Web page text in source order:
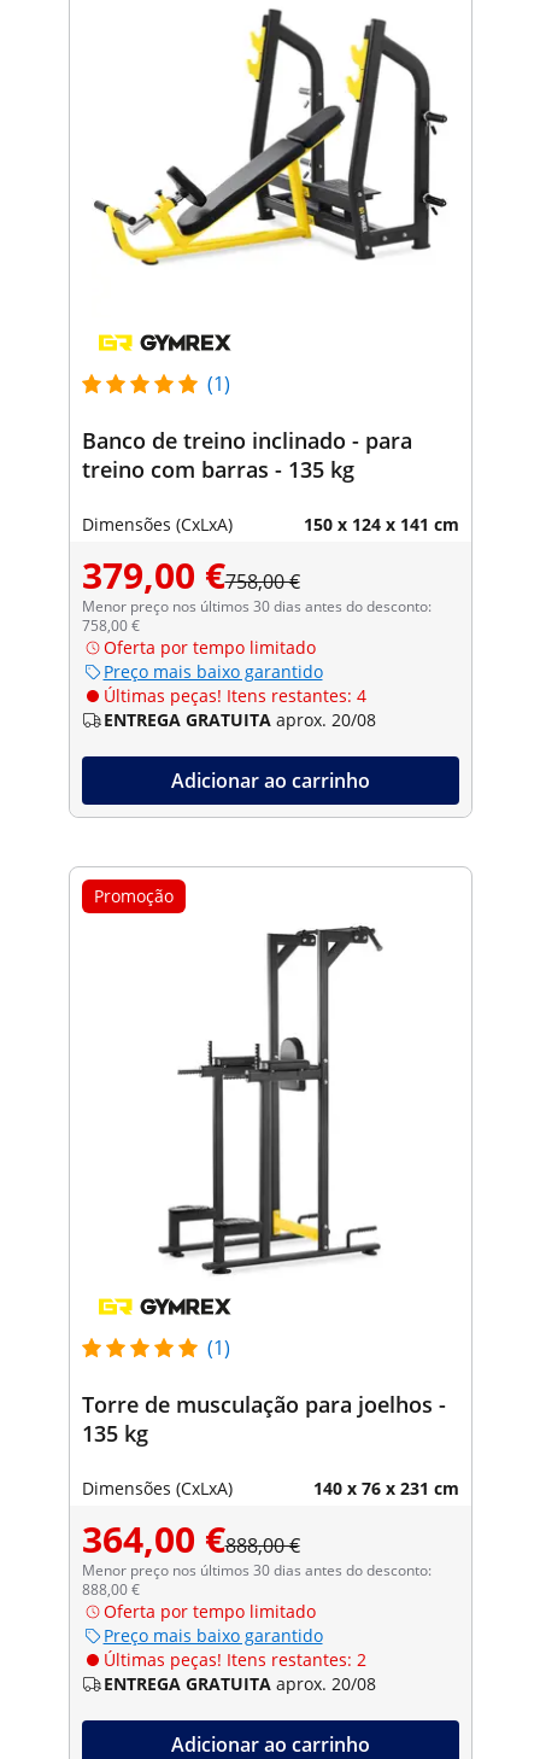
(1)
Banco de treino inclinado - para
treino com barras - 135 kg
Dimensões (CxLxA) 150 x 124 x 141 cm
379,00 €758,00 €
Menor preço nos últimos 30 dias antes do desconto:
758,00 €
Oferta por tempo limitado
Preço mais baixo garantido
Últimas peças! Itens restantes: 4
ENTREGA GRATUITA aprox. 20/08
Adicionar ao carrinho
Promoção
(1)
Torre de musculação para joelhos -
135 kg
Dimensões (CxLxA) 140 x 76 x 231 cm
364,00 €888,00 €
Menor preço nos últimos 30 dias antes do desconto:
888,00 €
Oferta por tempo limitado
Preço mais baixo garantido
Últimas peças! Itens restantes: 2
ENTREGA GRATUITA aprox. 20/08
Adicionar ao carrinho